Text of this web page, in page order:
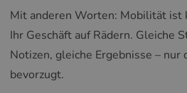
Mit anderen Worten: Mobilität ist
Ihr Geschäft auf Rädern. Gleiche
Notizen, gleiche Ergebnisse –
bevorzugt.